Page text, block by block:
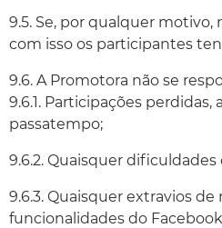
9.5. Se, por qualquer
com isso os participantes
9.6. A Promotora não se
9.6.1. Participações
passatempo;
9.6.2. Quaisquer
9.6.3. Quaisquer extravios
funcionalidades do